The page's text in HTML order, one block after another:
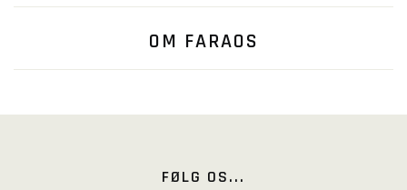
OM FARAOS
FØLG OS...